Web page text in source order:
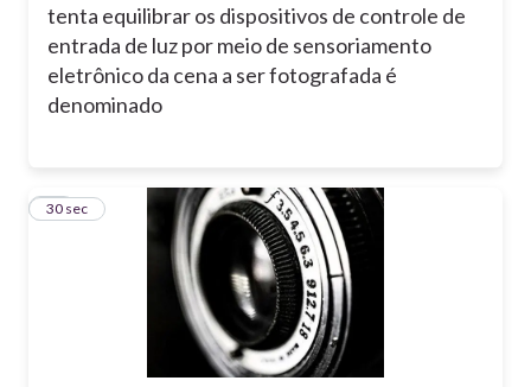
tenta equilibrar os dispositivos de controle de
entrada de luz por meio de sensoriamento
eletrônico da cena a ser fotografada é
denominado
11
30 sec